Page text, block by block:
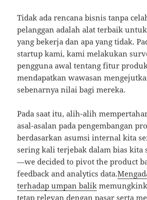
Tidak ada rencana bisnis tanpa
pelanggan adalah alat terbaik
yang bekerja dan apa yang tidak.
startup kami, kami melakukan
pengguna awal tentang fitur
mendapatkan wawasan
sebenarnya nilai bagi mereka.
Pada saat itu, alih-alih
asal-asalan pada pengembangan
berdasarkan asumsi internal kita
sering kali terjebak dalam bias kita
—we decided to pivot the product
feedback and analytics data.
terhadap umpan balik
tetap relevan dengan pasar serta